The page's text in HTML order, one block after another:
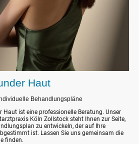
Haut
Behandlungspläne
Haut ist eine professionelle Beratung. Unser
Köln Zollstock steht Ihnen zur Seite,
zu entwickeln, der auf Ihre
ist. Lassen Sie uns gemeinsam die
finden.